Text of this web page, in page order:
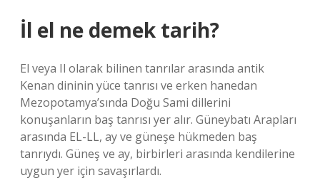
İl el ne demek tarih?
El veya Il olarak bilinen tanrılar arasında antik
Kenan dininin yüce tanrısı ve erken hanedan
Mezopotamya’sında Doğu Sami dillerini
konuşanların baş tanrısı yer alır. Güneybatı Arapları
arasında EL-LL, ay ve güneşe hükmeden baş
tanrıydı. Güneş ve ay, birbirleri arasında kendilerine
uygun yer için savaşırlardı.